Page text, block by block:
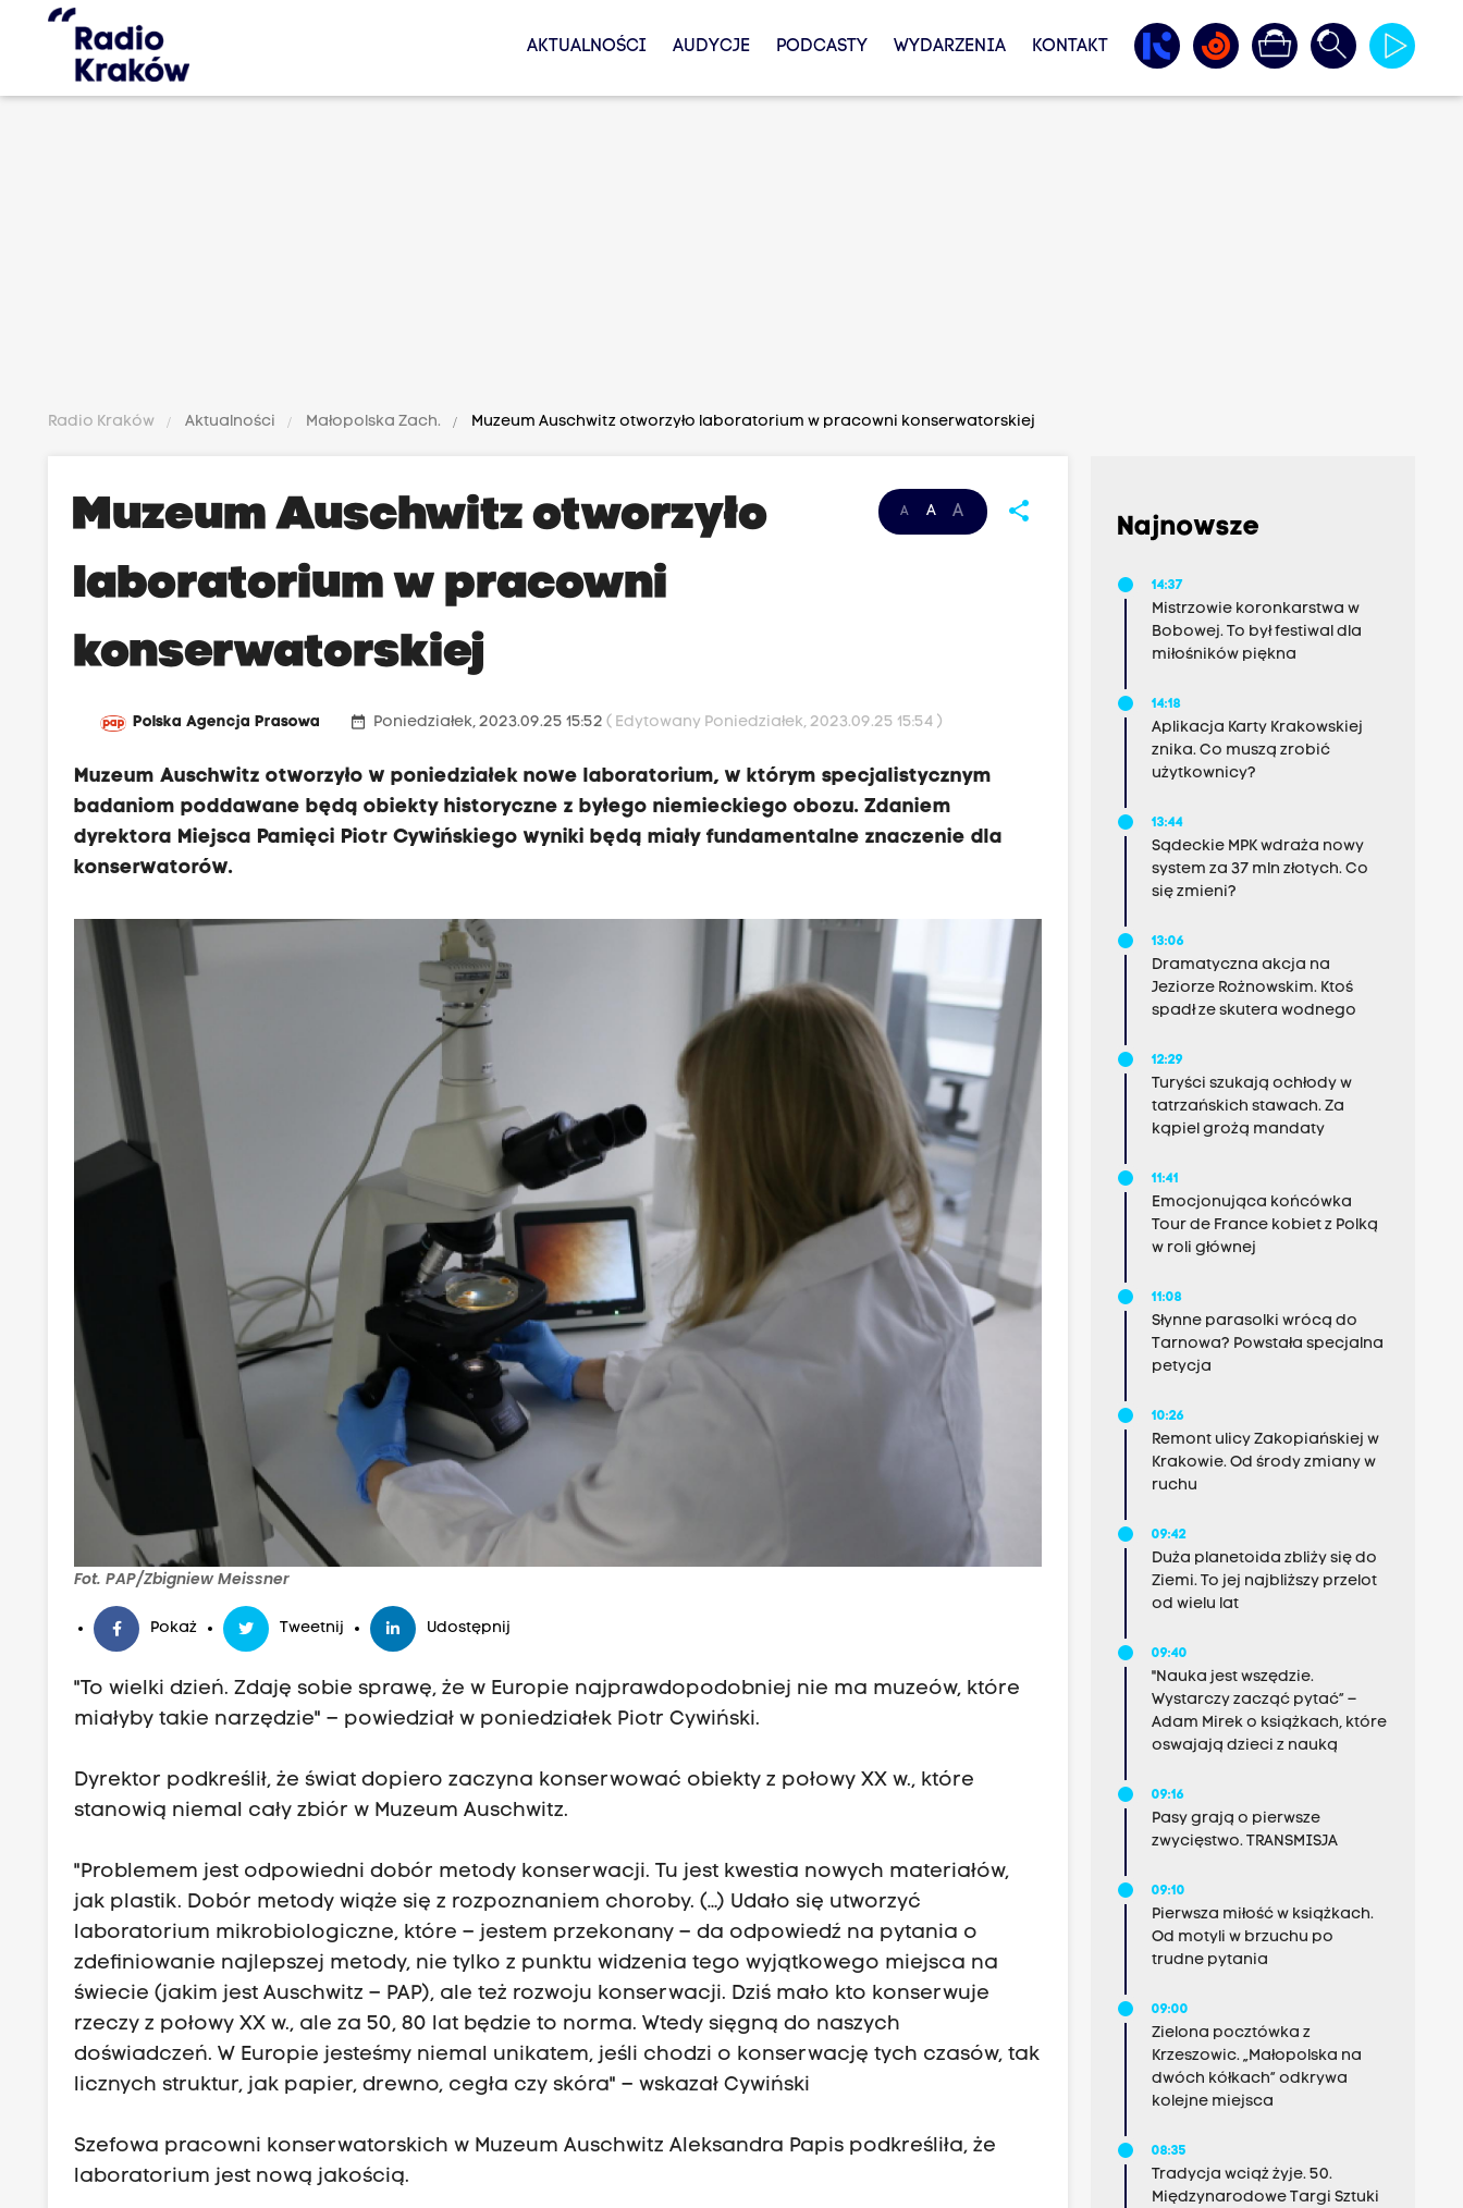
AKTUALNOŚCI AUDYCJE PODCASTY WYDARZENIA KONTAKT
Radio Kraków Aktualności Małopolska Zach. Muzeum Auschwitz otworzyło laboratorium w pracowni konserwatorskiej
A A A share
Muzeum Auschwitz otworzyło
laboratorium w pracowni
konserwatorskiej
Polska Agencja Prasowa date_range Poniedziałek, 2023.09.25 15:52( Edytowany Poniedziałek, 2023.09.25 15:54 )
Muzeum Auschwitz otworzyło w poniedziałek nowe laboratorium, w którym specjalistycznym
badaniom poddawane będą obiekty historyczne z byłego niemieckiego obozu. Zdaniem
dyrektora Miejsca Pamięci Piotr Cywińskiego wyniki będą miały fundamentalne znaczenie dla
konserwatorów.
Fot. PAP/Zbigniew Meissner
Pokaż Tweetnij Udostępnij
"To wielki dzień. Zdaję sobie sprawę, że w Europie najprawdopodobniej nie ma muzeów, które
miałyby takie narzędzie" – powiedział w poniedziałek Piotr Cywiński.
Dyrektor podkreślił, że świat dopiero zaczyna konserwować obiekty z połowy XX w., które
stanowią niemal cały zbiór w Muzeum Auschwitz.
"Problemem jest odpowiedni dobór metody konserwacji. Tu jest kwestia nowych materiałów,
jak plastik. Dobór metody wiąże się z rozpoznaniem choroby. (…) Udało się utworzyć
laboratorium mikrobiologiczne, które – jestem przekonany – da odpowiedź na pytania o
zdefiniowanie najlepszej metody, nie tylko z punktu widzenia tego wyjątkowego miejsca na
świecie (jakim jest Auschwitz – PAP), ale też rozwoju konserwacji. Dziś mało kto konserwuje
rzeczy z połowy XX w., ale za 50, 80 lat będzie to norma. Wtedy sięgną do naszych
doświadczeń. W Europie jesteśmy niemal unikatem, jeśli chodzi o konserwację tych czasów, tak
licznych struktur, jak papier, drewno, cegła czy skóra" – wskazał Cywiński
Szefowa pracowni konserwatorskich w Muzeum Auschwitz Aleksandra Papis podkreśliła, że
laboratorium jest nową jakością.
Najnowsze
14:37
Mistrzowie koronkarstwa w
Bobowej. To był festiwal dla
miłośników piękna
14:18
Aplikacja Karty Krakowskiej
znika. Co muszą zrobić
użytkownicy?
13:44
Sądeckie MPK wdraża nowy
system za 37 mln złotych. Co
się zmieni?
13:06
Dramatyczna akcja na
Jeziorze Rożnowskim. Ktoś
spadł ze skutera wodnego
12:29
Turyści szukają ochłody w
tatrzańskich stawach. Za
kąpiel grożą mandaty
11:41
Emocjonująca końcówka
Tour de France kobiet z Polką
w roli głównej
11:08
Słynne parasolki wrócą do
Tarnowa? Powstała specjalna
petycja
10:26
Remont ulicy Zakopiańskiej w
Krakowie. Od środy zmiany w
ruchu
09:42
Duża planetoida zbliży się do
Ziemi. To jej najbliższy przelot
od wielu lat
09:40
"Nauka jest wszędzie.
Wystarczy zacząć pytać” –
Adam Mirek o książkach, które
oswajają dzieci z nauką
09:16
Pasy grają o pierwsze
zwycięstwo. TRANSMISJA
09:10
Pierwsza miłość w książkach.
Od motyli w brzuchu po
trudne pytania
09:00
Zielona pocztówka z
Krzeszowic. „Małopolska na
dwóch kółkach” odkrywa
kolejne miejsca
08:35
Tradycja wciąż żyje. 50.
Międzynarodowe Targi Sztuki